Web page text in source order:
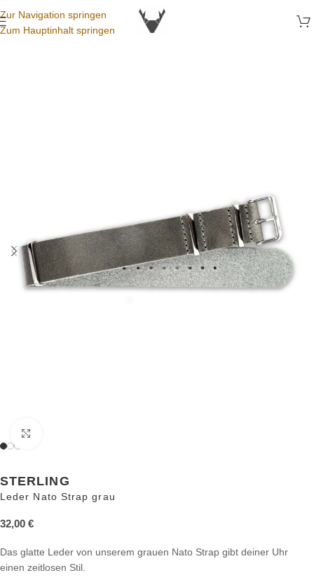
Zur Navigation springen
Zum Hauptinhalt springen
STERLING
Leder Nato Strap grau
32,00 €
Das glatte Leder von unserem grauen Nato Strap gibt deiner Uhr
einen zeitlosen Stil.